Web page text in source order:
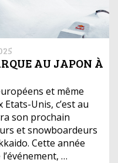
AU JAPON À
et même
Unis, c’est au
son prochain
et snowboardeurs
Cette année
…